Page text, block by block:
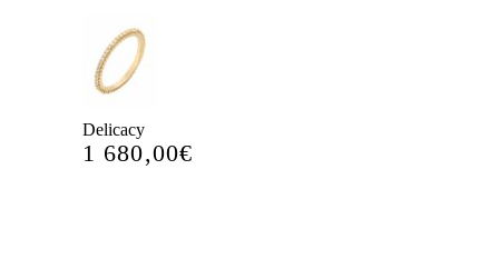
Delicacy
1 680,00€